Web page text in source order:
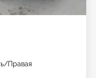
Правая